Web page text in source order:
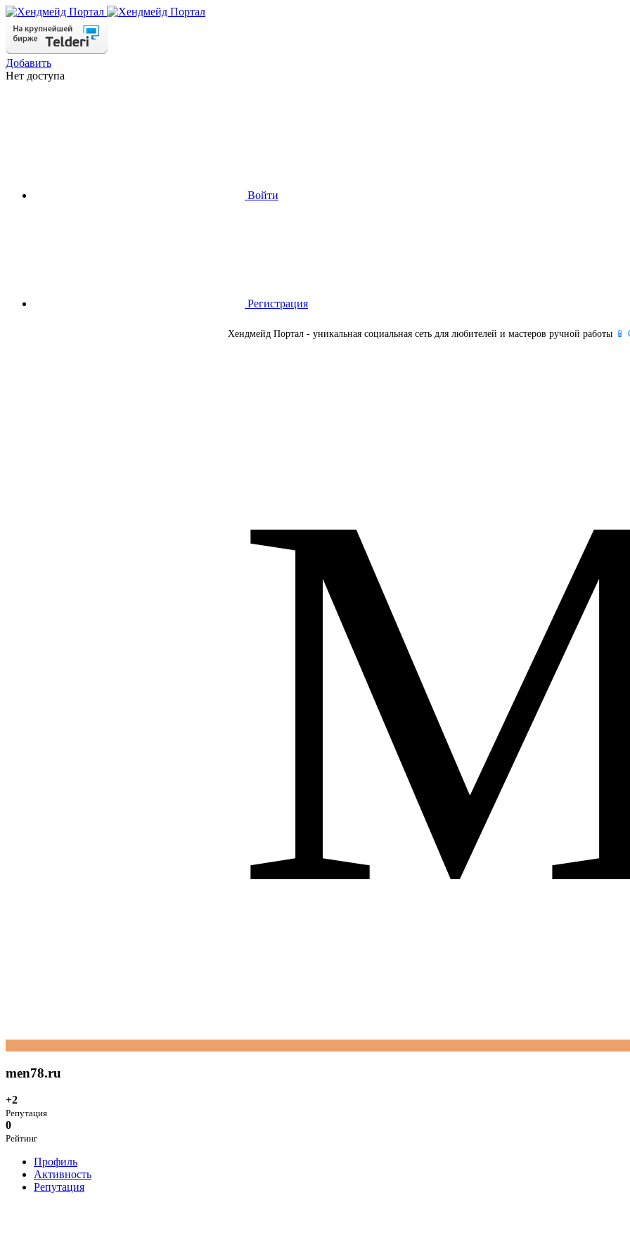
Добавить
Нет доступа
Войти
Регистрация
Хендмейд Портал - уникальная социальная сеть для любителей и мастеров ручной работы 📱
men78.ru
+2
Репутация
0
Рейтинг
Профиль
Активность
Репутация